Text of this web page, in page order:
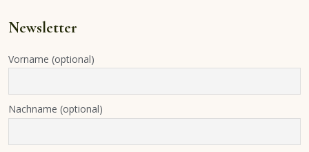
Newsletter
Vorname (optional)
Nachname (optional)